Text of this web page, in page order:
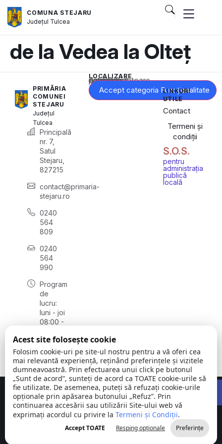
COMUNA STEJARU
Județul Tulcea
de la Vedea la Olteț
PRIMĂRIA
COMUNEI
STEJARU
Județul
Tulcea
Principală
nr. 7,
Satul
Stejaru,
827215
contact@primaria-
stejaru.ro
0240
564
809
0240
564
990
Program
de
lucru:
luni - joi
08:00 -
vineri
08:00 -
14:00
LOCALIZARE
Acest conținut este blocat până când acceptați categoria corespunzătoare de cookie-uri.
Accept categoria Funcționalitate
LINKURI
UTILE
Contact
Termeni și
condiții
S.O.S.
pentru
administrația
publică
locală
Comuna
Stejaru |
județul Tulcea
©
2026
Toate
drepturile
rezervate
Concept realizat deBig Media Relații Publice SRL
Acest site folosește cookie
Folosim cookie-uri pe site-ul nostru pentru a vă oferi cea
mai relevantă experiență, reținând preferințele și vizitele
dumneavoastră. Prin efectuarea unui click pe butonul
„Sunt de acord”, sunteți de acord ca TOATE cookie-urile să
fie utilizate. De asemenea, puteți să refuzați cookie-urile
opționale prin apăsarea butonului „Refuz”. Prin
continuarea accesării sau utilizării Site-ului web vă
exprimați acordul cu privire la Termeni și Condiții.
Accept TOATE Resping opționale Preferințe